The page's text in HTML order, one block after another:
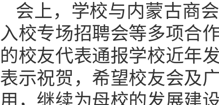
会上，学校与内蒙古商
入校专场招聘会等多项合
的校友代表通报学校近年
表示祝贺，希望校友会及
用，继续为母校的发展建